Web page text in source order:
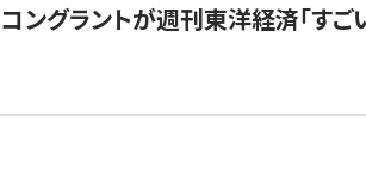
コングラントが週刊東洋経済「す